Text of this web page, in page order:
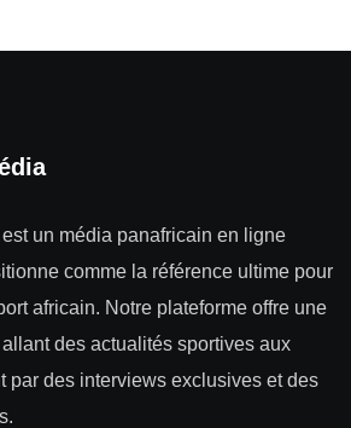
un média panafricain en ligne
comme la référence ultime pour
africain. Notre plateforme offre une
des actualités sportives aux
par des interviews exclusives et des